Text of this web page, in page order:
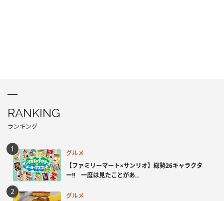
RANKING
ランキング
グルメ
【ファミリーマート×サンリオ】総勢26キャラクタ
ー!! 一度は見たことがあ...
グルメ